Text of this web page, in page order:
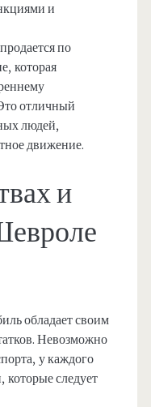
и
по
которая
отличный
людей,
движение.
и
обладает своим
Невозможно
у каждого
которые следует